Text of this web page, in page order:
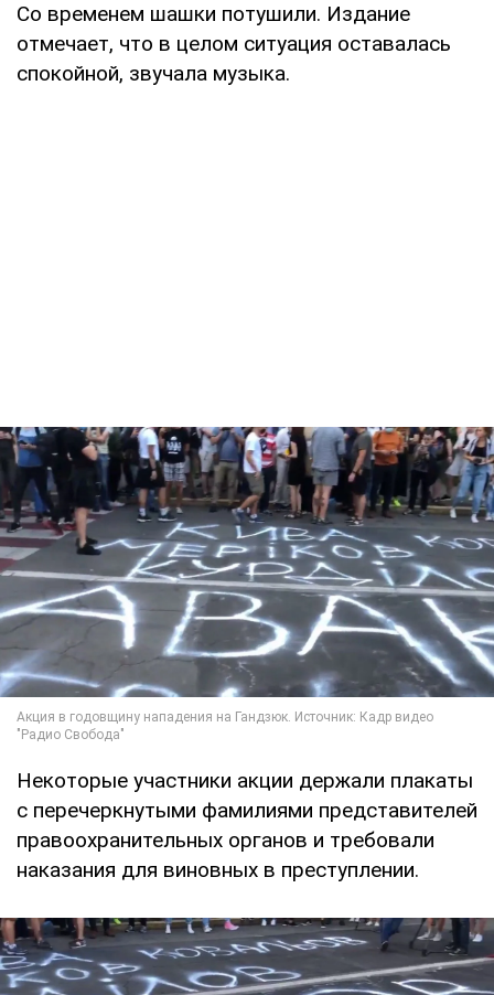
Со временем шашки потушили. Издание
отмечает, что в целом ситуация оставалась
спокойной, звучала музыка.
Некоторые участники акции держали плакаты
с перечеркнутыми фамилиями представителей
правоохранительных органов и требовали
наказания для виновных в преступлении.